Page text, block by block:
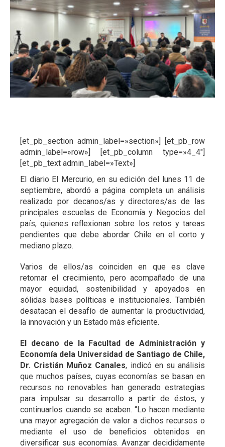
[et_pb_section admin_label=»section»] [et_pb_row
admin_label=»row»] [et_pb_column type=»4_4″]
[et_pb_text admin_label=»Text»]
El diario El Mercurio, en su edición del lunes 11 de
septiembre, abordó a página completa un análisis
realizado por decanos/as y directores/as de las
principales escuelas de Economía y Negocios del
país, quienes reflexionan sobre los retos y tareas
pendientes que debe abordar Chile en el corto y
mediano plazo.
Varios de ellos/as coinciden en que es clave
retomar el crecimiento, pero acompañado de una
mayor equidad, sostenibilidad y apoyados en
sólidas bases políticas e institucionales. También
desatacan el desafío de aumentar la productividad,
la innovación y un Estado más eficiente.
El decano de la Facultad de Administración y
Economía dela Universidad de Santiago de Chile,
Dr. Cristián Muñoz Canales, indicó en su análisis
que muchos países, cuyas economías se basan en
recursos no renovables han generado estrategias
para impulsar su desarrollo a partir de éstos, y
continuarlos cuando se acaben. “Lo hacen mediante
una mayor agregación de valor a dichos recursos o
mediante el uso de beneficios obtenidos en
diversificar sus economías. Avanzar decididamente